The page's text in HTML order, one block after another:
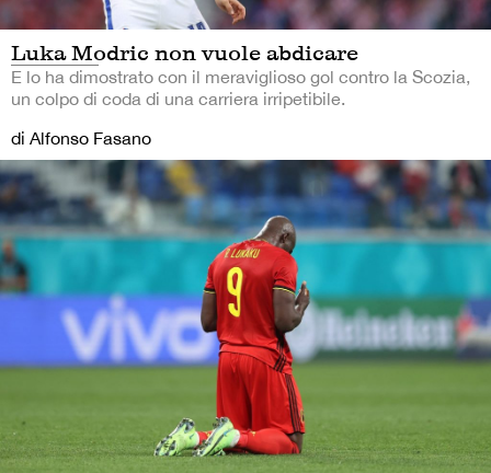
Luka Modric non vuole abdicare
E lo ha dimostrato con il meraviglioso gol contro la Scozia,
un colpo di coda di una carriera irripetibile.
di Alfonso Fasano